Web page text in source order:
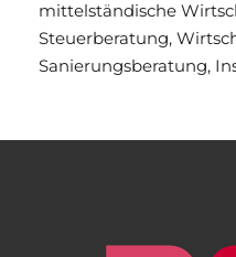
mittelständische
Steuerberatung,
Sanierungsberatung,